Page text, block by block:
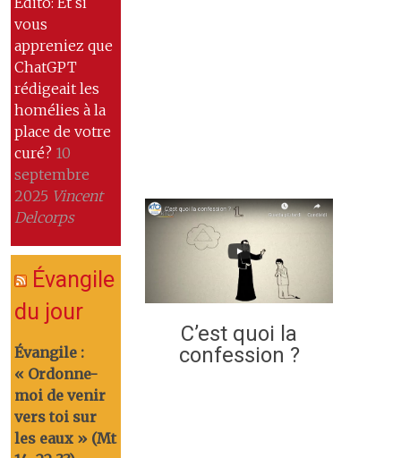
vous
appreniez que
ChatGPT
rédigeait les
homélies à la
place de votre
curé? 10
septembre
2025 Vincent
Delcorps
Évangile
du jour
Évangile :
« Ordonne-
moi de venir
vers toi sur
les eaux » (Mt
C’est quoi la
confession ?